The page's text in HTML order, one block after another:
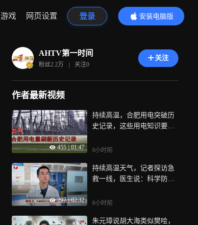
游戏 网页设置 登录
安装电脑版
内容更精彩
AHTV第一时间
粉丝2.2万 | 关注0
关注
作者最新视频
455 | 01:47
持续高温，合肥用电突破历
史记录，这些用电知识要掌
8小时前
297 | 02:32
持续高温天气，记者探访急
救一线，医生说：科学防暑
8小时前
朱元璋说胡大海类似樊哙，